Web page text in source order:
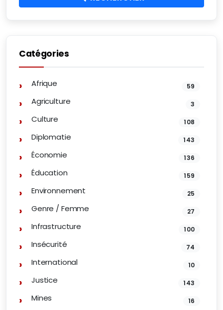
Catégories
Afrique 59
Agriculture 3
Culture 108
Diplomatie 143
Économie 136
Éducation 159
Environnement 25
Genre / Femme 27
Infrastructure 100
Insécurité 74
International 10
Justice 143
Mines 16